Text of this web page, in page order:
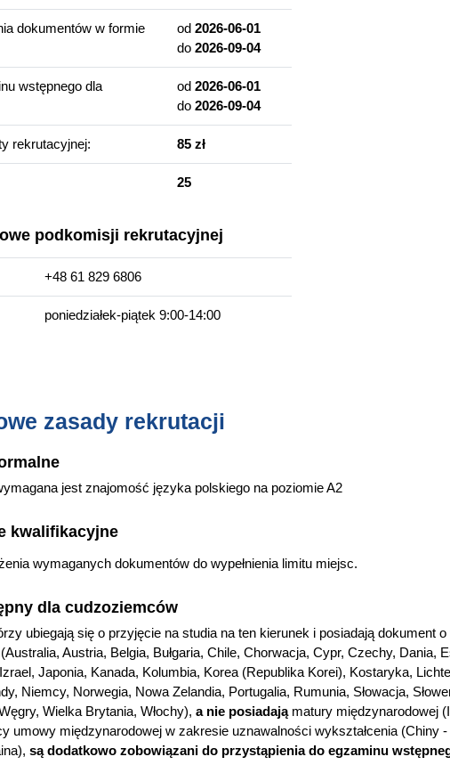
turystycznym
zajmujących się współpracą międzynarodową
kierunkowych studiów II stopnia, np. menedżer/-ka kultury, nauczyciel/-
dokumentów w formie
od 2026-06-01
do 2026-09-04
wstępnego dla
od 2026-06-01
do 2026-09-04
rekrutacyjnej: 85 zł
25
podkomisji rekrutacyjnej
+48 61 829 6806
poniedziałek-piątek 9:00-14:00
zasady rekrutacji
jest znajomość języka polskiego na poziomie A2
kwalifikacyjne
wymaganych dokumentów do wypełnienia limitu miejsc.
dla cudzoziemców
ubiegają się o przyjęcie na studia na ten kierunek i posiadają dokument
(Australia, Austria, Belgia, Bułgaria, Chile, Chorwacja, Cypr, Czechy, Dania,
Japonia, Kanada, Kolumbia, Korea (Republika Korei), Kostaryka,
Niemcy, Norwegia, Nowa Zelandia, Portugalia, Rumunia, Słowacja,
Wielka Brytania, Włochy), a nie posiadająmatury międzynarodowej
umowy międzynarodowej w zakresie uznawalności wykształcenia (Chiny
są dodatkowo zobowiązani do przystąpienia do egzaminu